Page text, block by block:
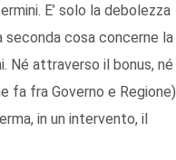
E’ solo la debolezza
cosa concerne la
Né attraverso il bonus, né
fa fra Governo e Regione)
in un intervento, il